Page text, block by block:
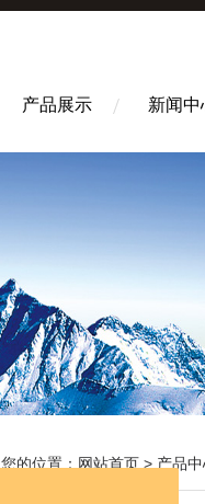
产品展示 新闻中
您的位置： 网站首页 > 产品